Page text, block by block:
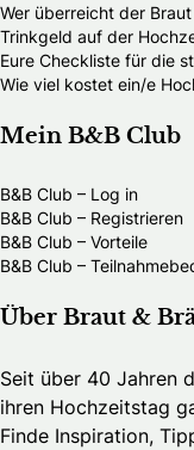
Wer überreicht der
Trinkgeld auf der
Eure Checkliste für die
Wie viel kostet ein/e
Mein B&B Club
B&B Club – Log in
B&B Club – Registrieren
B&B Club – Vorteile
B&B Club –
Über Braut &
Seit über 40 Jahren
ihren Hochzeitstag
Finde Inspiration,